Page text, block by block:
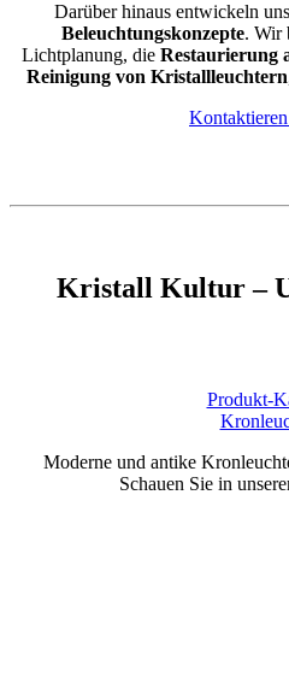
Darüber hinaus entwickeln
Beleuchtungskonzepte. Wir
Lichtplanung, die Restaurierung
Reinigung von Kristallleuchtern
Kristall Kultur –
Produkt-
Moderne und antike
Schauen Sie in